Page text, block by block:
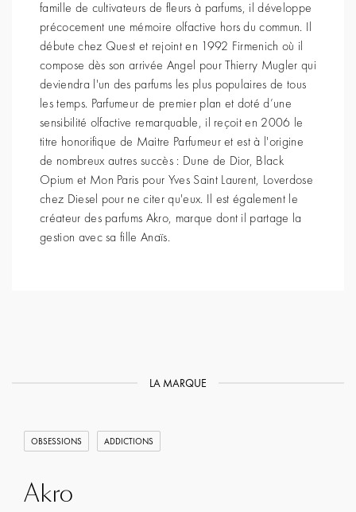
famille de cultivateurs de fleurs à parfums, il développe
précocement une mémoire olfactive hors du commun. Il
débute chez Quest et rejoint en 1992 Firmenich où il
compose dès son arrivée Angel pour Thierry Mugler qui
deviendra l'un des parfums les plus populaires de tous
les temps. Parfumeur de premier plan et doté d’une
sensibilité olfactive remarquable, il reçoit en 2006 le
titre honorifique de Maitre Parfumeur et est à l'origine
de nombreux autres succès : Dune de Dior, Black
Opium et Mon Paris pour Yves Saint Laurent, Loverdose
chez Diesel pour ne citer qu'eux. Il est également le
créateur des parfums Akro, marque dont il partage la
gestion avec sa fille Anaïs.
LA MARQUE
OBSESSIONS ADDICTIONS
Akro